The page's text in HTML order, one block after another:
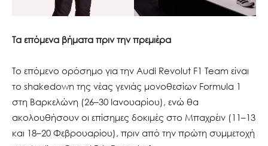
Τα επόμενα βήματα πριν την πρεμιέρα
Το επόμενο ορόσημο για την Audi Revolut F1 Team είναι
το shakedown της νέας γενιάς μονοθεσίων Formula 1
στη Βαρκελώνη (26–30 Ιανουαρίου), ενώ θα
ακολουθήσουν οι επίσημες δοκιμές στο Μπαχρέιν (11–13
και 18–20 Φεβρουαρίου), πριν από την πρώτη συμμετοχή